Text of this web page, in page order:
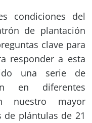
condiciones del
de plantación
clave para
responder a esta
una serie de
en diferentes
nuestro mayor
plántulas de 21